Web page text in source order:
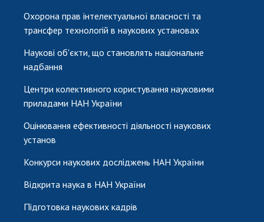
Охорона прав інтелектуальної власності та
трансфер технологій в наукових установах
Наукові об'єкти, що становлять національне
надбання
Центри колективного користування науковими
приладами НАН України
Оцінювання ефективності діяльності наукових
установ
Конкурси наукових досліджень НАН України
Відкрита наука в НАН України
Підготовка наукових кадрів